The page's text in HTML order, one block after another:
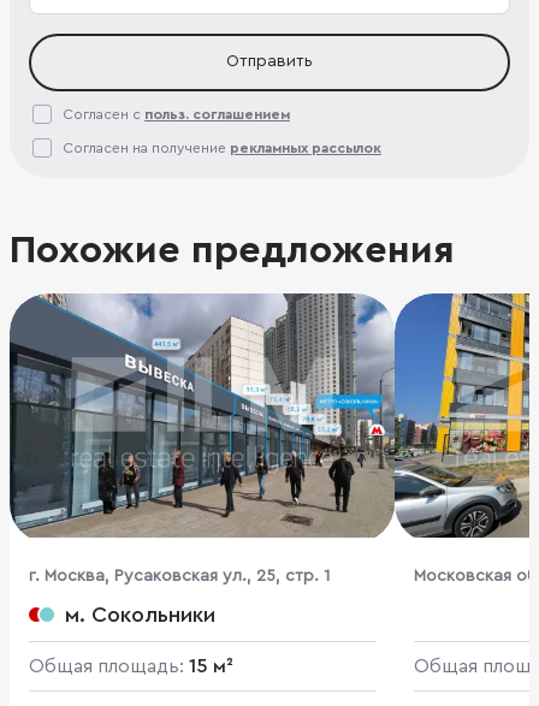
Отправить
Согласен с польз. соглашением
Согласен на получение рекламных рассылок
Похожие предложения
г. Москва, Русаковская ул., 25, стр. 1
м. Сокольники
Общая площадь: 15 м²
Московская
Общая